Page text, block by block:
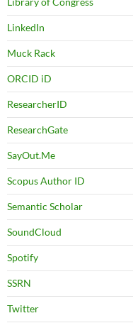
LinkedIn
Muck Rack
ORCID iD
ResearcherID
ResearchGate
SayOut.Me
Scopus Author ID
Semantic Scholar
SoundCloud
Spotify
SSRN
Twitter